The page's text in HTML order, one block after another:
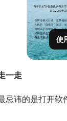
使
一走
忌讳的是打开